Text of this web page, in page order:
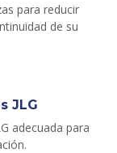
para reducir
de su
JLG
adecuada para